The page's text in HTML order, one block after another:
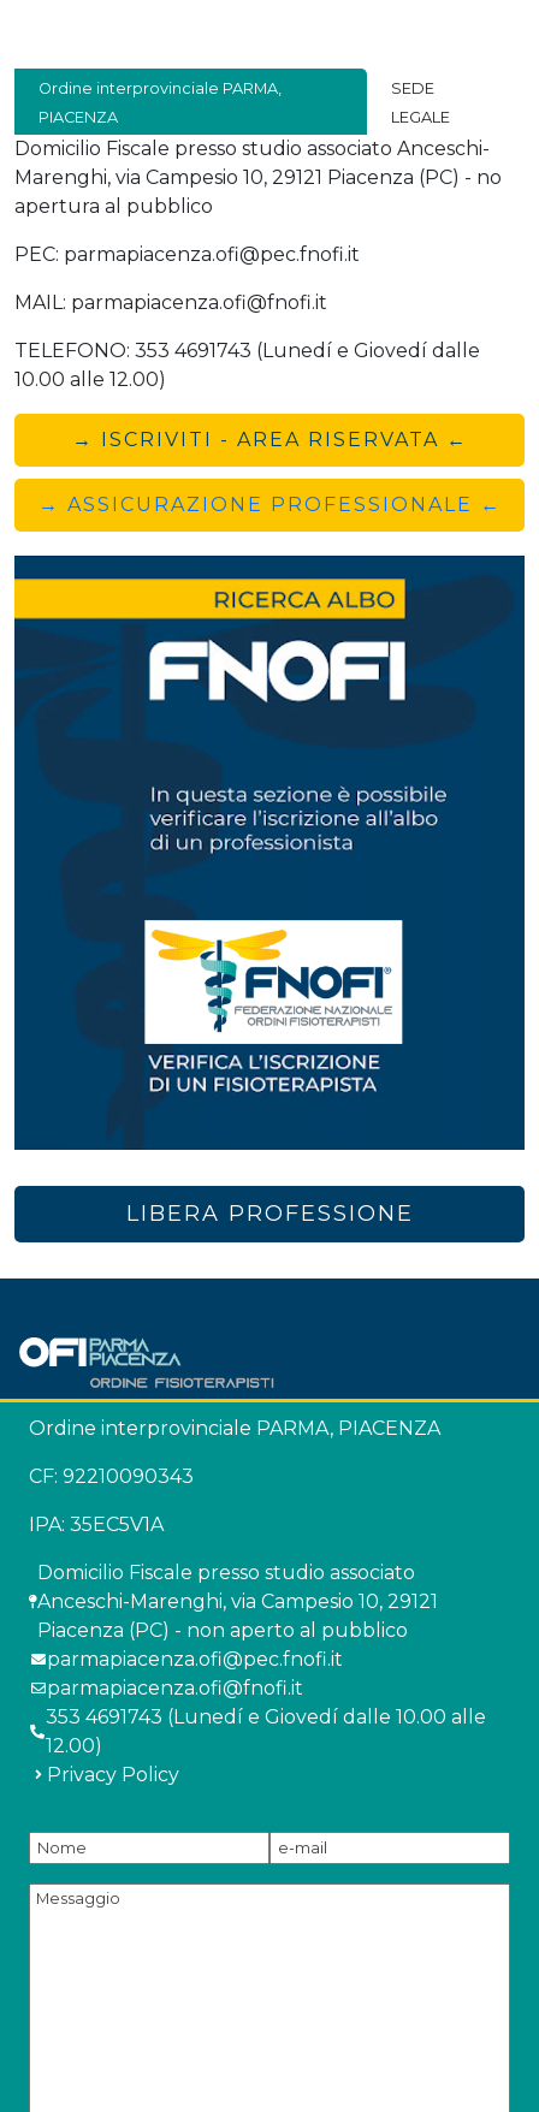
Ordine interprovinciale PARMA,
PIACENZA
SEDE
LEGALE
Domicilio Fiscale presso studio associato Anceschi-
Marenghi, via Campesio 10, 29121 Piacenza (PC) - no
apertura al pubblico
PEC: parmapiacenza.ofi@pec.fnofi.it
MAIL: parmapiacenza.ofi@fnofi.it
TELEFONO: 353 4691743 (Lunedí e Giovedí dalle
10.00 alle 12.00)
→ ISCRIVITI - AREA RISERVATA ←
→ ASSICURAZIONE PROFESSIONALE ←
LIBERA PROFESSIONE
Ordine interprovinciale PARMA, PIACENZA
CF: 92210090343
IPA: 35EC5V1A
Domicilio Fiscale presso studio associato
Anceschi-Marenghi, via Campesio 10, 29121
Piacenza (PC) - non aperto al pubblico
parmapiacenza.ofi@pec.fnofi.it
parmapiacenza.ofi@fnofi.it
353 4691743 (Lunedí e Giovedí dalle 10.00 alle
12.00)
Privacy Policy